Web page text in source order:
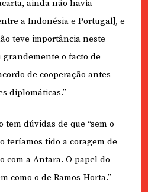
ainda não havia
a Indonésia e Portugal], e
teve importância neste
grandemente o facto de
de cooperação antes
diplomáticas.”
tem dúvidas de que “sem o
teríamos tido a coragem de
com a Antara. O papel do
como o de Ramos-Horta.”